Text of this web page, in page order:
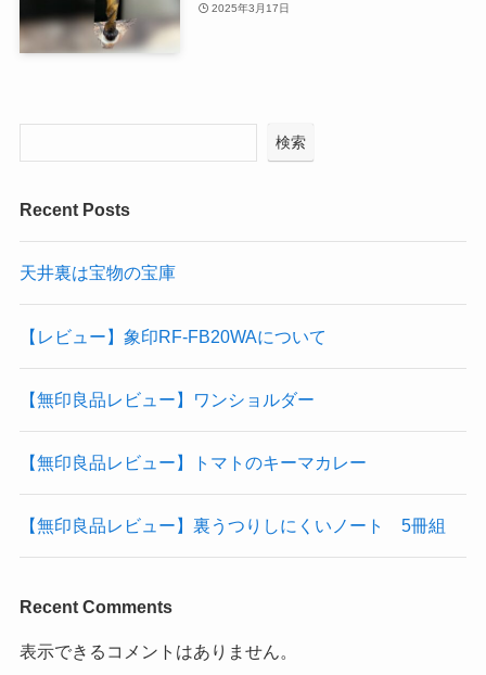
2025年3月17日
検索
Recent Posts
天井裏は宝物の宝庫
【レビュー】象印RF-FB20WAについて
【無印良品レビュー】ワンショルダー
【無印良品レビュー】トマトのキーマカレー
【無印良品レビュー】裏うつりしにくいノート 5冊組
Recent Comments
表示できるコメントはありません。